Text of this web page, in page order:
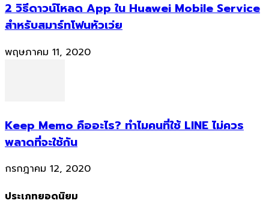
2 วิธีดาวน์โหลด App ใน Huawei Mobile Service
สำหรับสมาร์ทโฟนหัวเว่ย
พฤษภาคม 11, 2020
Keep Memo คืออะไร? ทำไมคนที่ใช้ LINE ไม่ควร
พลาดที่จะใช้กัน
กรกฎาคม 12, 2020
ประเภทยอดนิยม